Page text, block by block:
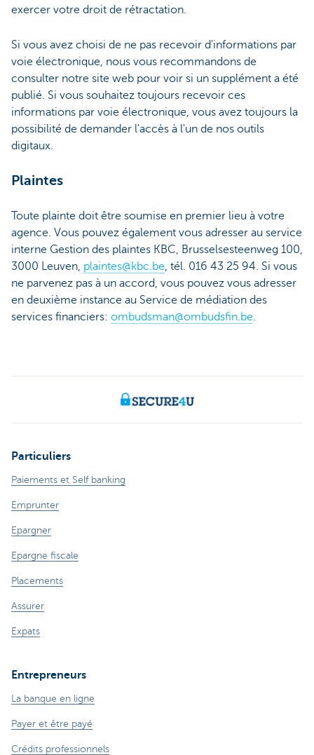
exercer votre droit de rétractation.
Si vous avez choisi de ne pas recevoir d'informations par
voie électronique, nous vous recommandons de
consulter notre site web pour voir si un supplément a été
publié. Si vous souhaitez toujours recevoir ces
informations par voie électronique, vous avez toujours la
possibilité de demander l'accès à l'un de nos outils
digitaux.
Plaintes
Toute plainte doit être soumise en premier lieu à votre
agence. Vous pouvez également vous adresser au service
interne Gestion des plaintes KBC, Brusselsesteenweg 100,
3000 Leuven, plaintes@kbc.be, tél. 016 43 25 94. Si vous
ne parvenez pas à un accord, vous pouvez vous adresser
en deuxième instance au Service de médiation des
services financiers: ombudsman@ombudsfin.be.
Particuliers
Paiements et Self banking
Emprunter
Epargner
Epargne fiscale
Placements
Assurer
Expats
Entrepreneurs
La banque en ligne
Payer et être payé
Crédits professionnels